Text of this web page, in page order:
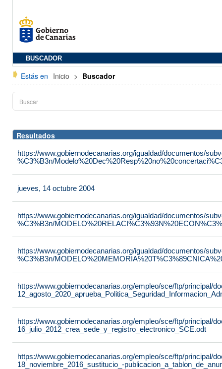
BUSCADOR
Estás en Inicio > Buscador
Resultados
https://www.gobiernodecanarias.org/igualdad/documentos/
%C3%B3n/
jueves, 14 octubre 2004
https://www.gobiernodecanarias.org/igualdad/documentos/
%C3%B3n/
https://www.gobiernodecanarias.org/igualdad/documentos/
%C3%B3n/
https://www.gobiernodecanarias.org/empleo/sce/ftp/principal/
https://www.gobiernodecanarias.org/empleo/sce/ftp/principal/
16_julio_2012_crea_sede_y_registro_electronico_SCE.odt
https://www.gobiernodecanarias.org/empleo/sce/ftp/principal/
18_noviembre_2016_sustitucio_-